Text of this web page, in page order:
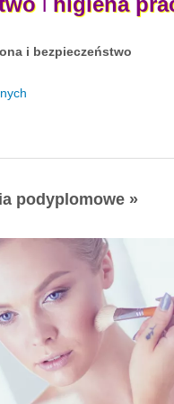
i bezpieczeństwo
podyplomowe »